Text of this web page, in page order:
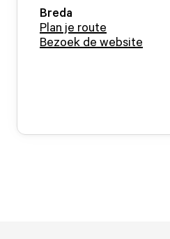
Breda
Plan je route
Bezoek de website